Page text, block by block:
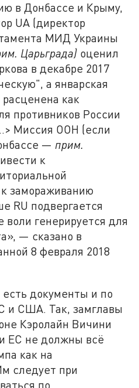
в Донбассе и Крыму,
UA (директор
МИД Украины
Царьграда) оценил
в декабре 2017
а январская
как
противников России
Миссия ООН (если
— прим.
к
замораживанию
RU подвергается
генерируется для
— сказано в
8 февраля 2018
документы и по
и США. Так, замглавы
Кэролайн Вичини
ЕС не должны всё
как на
следует при
по